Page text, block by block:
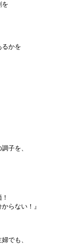
を
るかを
子を、
らない！』
でも、